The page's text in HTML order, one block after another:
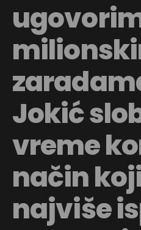
Jokić
vreme
način
najviše